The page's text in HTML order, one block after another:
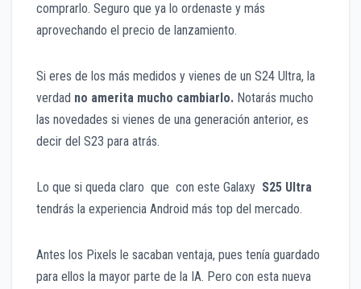
comprarlo. Seguro que ya lo ordenaste y más
aprovechando el precio de lanzamiento.
Si eres de los más medidos y vienes de un S24 Ultra, la
verdad no amerita mucho cambiarlo. Notarás mucho
las novedades si vienes de una generación anterior, es
decir del S23 para atrás.
Lo que si queda claro que con este Galaxy S25 Ultra
tendrás la experiencia Android más top del mercado.
Antes los Pixels le sacaban ventaja, pues tenía guardado
para ellos la mayor parte de la IA. Pero con esta nueva